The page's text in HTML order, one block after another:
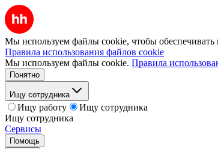
Мы используем файлы cookie, чтобы обеспечивать
Правила использования файлов cookie
Мы используем файлы cookie. Правила
Понятно
Ищу сотрудника
Ищу работу
Ищу сотрудника
Ищу сотрудника
Сервисы
Помощь